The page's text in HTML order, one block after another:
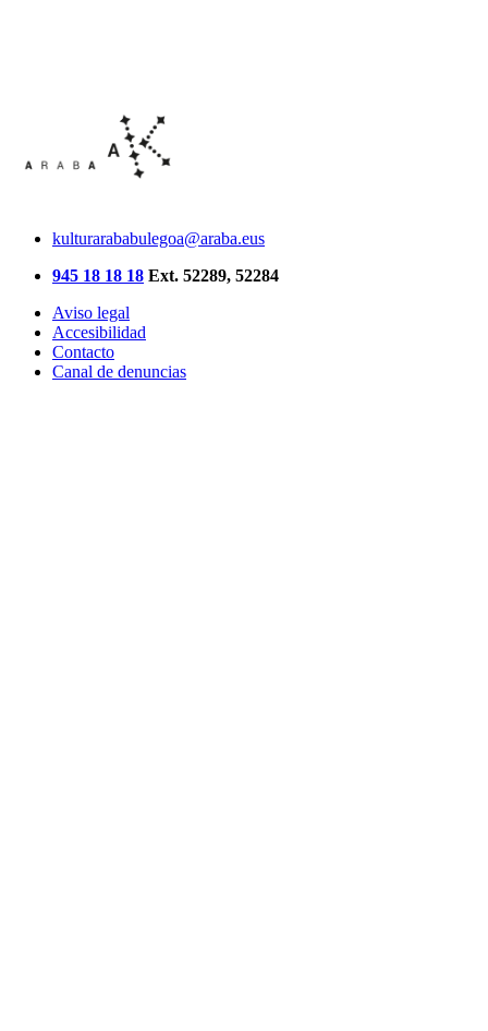
kulturarababulegoa@araba.eus
945 18 18 18 Ext. 52289, 52284
Aviso legal
Accesibilidad
Contacto
Canal de denuncias